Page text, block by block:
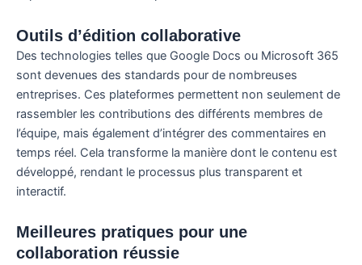
Outils d’édition collaborative
Des technologies telles que Google Docs ou Microsoft 365
sont devenues des standards pour de nombreuses
entreprises. Ces plateformes permettent non seulement de
rassembler les contributions des différents membres de
l’équipe, mais également d’intégrer des commentaires en
temps réel. Cela transforme la manière dont le contenu est
développé, rendant le processus plus transparent et
interactif.
Meilleures pratiques pour une
collaboration réussie